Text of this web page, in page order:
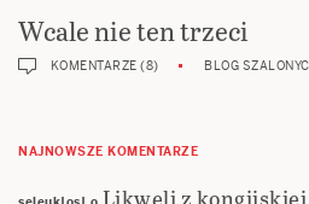
Wcale nie ten trzeci
KOMENTARZE (8) BLOG
NAJNOWSZE KOMENTARZE
Likweli z